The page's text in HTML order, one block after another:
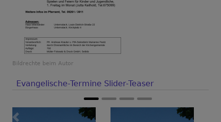
Bildrechte beim Autor
Evangelische-Termine Slider-Teaser
Zurück